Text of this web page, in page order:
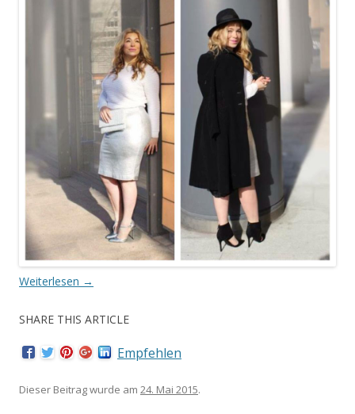
Weiterlesen →
SHARE THIS ARTICLE
Empfehlen
Dieser Beitrag wurde am 24. Mai 2015.